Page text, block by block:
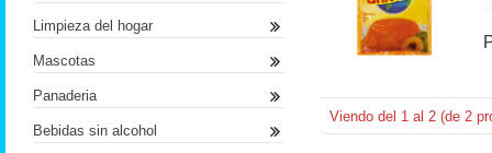
Viendo del 1 al 2 (de 2
Limpieza del hogar
Mascotas
Panaderia
Bebidas sin alcohol